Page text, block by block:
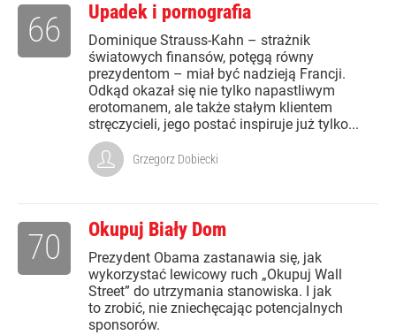
Upadek i pornografia
Dominique Strauss-Kahn – strażnik
światowych finansów, potęgą równy
prezydentom – miał być nadzieją Francji.
Odkąd okazał się nie tylko napastliwym
erotomanem, ale także stałym klientem
stręczycieli, jego postać inspiruje już tylko...
66
Grzegorz Dobiecki
Okupuj Biały Dom
Prezydent Obama zastanawia się, jak
wykorzystać lewicowy ruch „Okupuj Wall
Street” do utrzymania stanowiska. I jak
to zrobić, nie zniechęcając potencjalnych
sponsorów.
70